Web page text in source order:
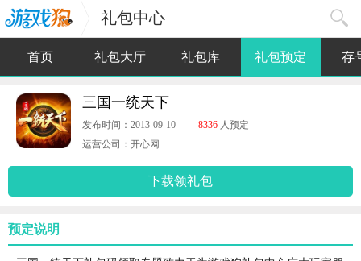
礼包中心
首页 礼包大厅 礼包库 礼包预定 存
三国一统天下
发布时间：2013-09-10 8336 人预定
运营公司：开心网
下载领礼包
预定说明